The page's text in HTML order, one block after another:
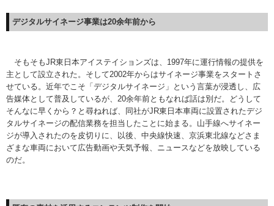
デジタルサイネージ事業は20余年前から
そもそもJR東日本アイステイションズは、1997年に運行情報の提供を
主として設立された。そして2002年からはサイネージ事業をスタートさ
せている。近年でこそ「デジタルサイネージ」という言葉が浸透し、広
告媒体として普及しているが、20余年前ともなれば話は別だ。どうして
そんなに早くから？と尋ねれば、同社がJR東日本車両に設置されたデジ
タルサイネージの配信業務を担当したことに始まる。山手線へサイネー
ジが導入されたのを皮切りに、以後、中央線快速、京浜東北線などさま
ざまな車両において広告動画や天気予報、ニュースなどを放映している
のだ。